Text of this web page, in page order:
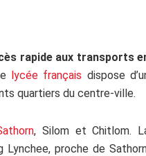
rapide aux transports
lycée français dispose
quartiers du centre-ville.
, Silom et Chitlom.
proche de